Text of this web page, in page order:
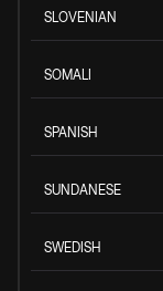
SLOVENIAN
SOMALI
SPANISH
SUNDANESE
SWEDISH